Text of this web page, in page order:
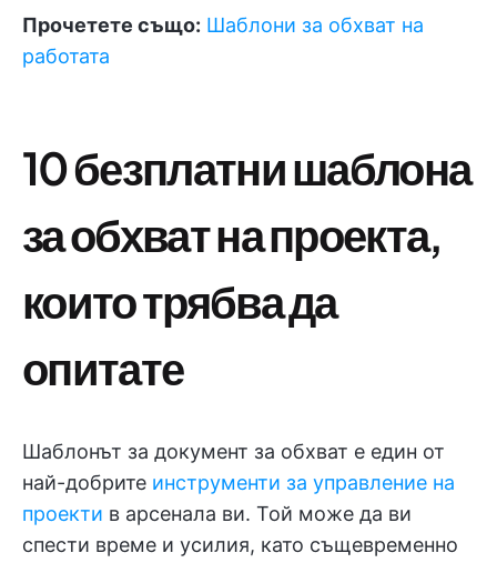
Прочетете също: Шаблони за обхват на
работата
10 безплатни шаблона
за обхват на проекта,
които трябва да
опитате
Шаблонът за документ за обхват е един от
най-добрите инструменти за управление на
проекти в арсенала ви. Той може да ви
спести време и усилия, като същевременно